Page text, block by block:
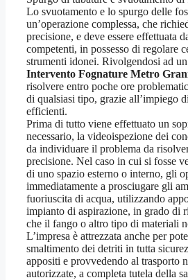
Lo svuotamento e lo spurgo delle
un’operazione complessa, che
precisione, e deve essere effettuata
competenti, in possesso di regolare
strumenti idonei. Rivolgendosi ad
Intervento Fognature Metro
risolvere entro poche ore
di qualsiasi tipo, grazie all’impiego
efficienti.
Prima di tutto viene effettuato un
necessario, la videoispezione dei
da individuare il problema da
precisione. Nel caso in cui si fosse
di uno spazio esterno o interno, gli
immediatamente a prosciugare gli
fuoriuscita di acqua, utilizzando
impianto di aspirazione, in grado di
che il fango o altro tipo di materiali
L’impresa è attrezzata anche per
smaltimento dei detriti in tutta
appositi e provvedendo al trasporto
autorizzate, a completa tutela della